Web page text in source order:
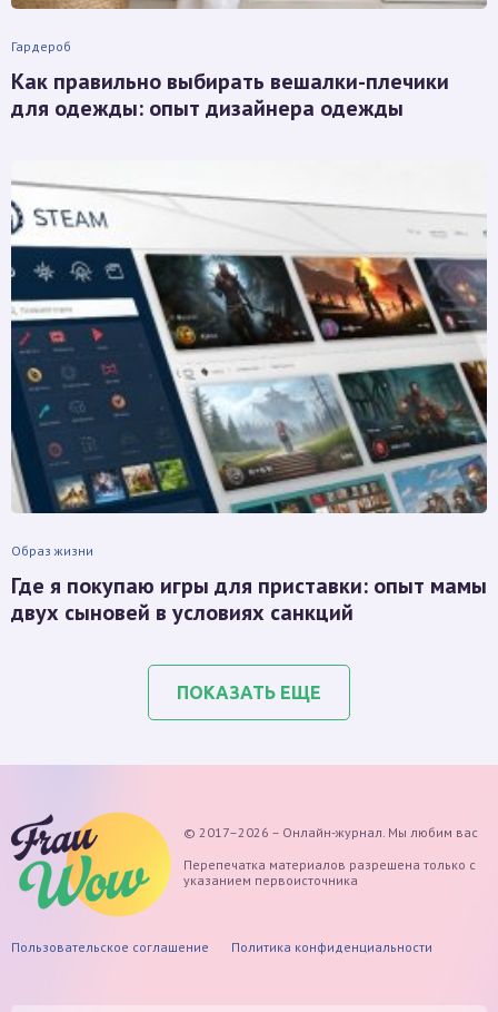
Гардероб
Как правильно выбирать вешалки-плечики
для одежды: опыт дизайнера одежды
Образ жизни
Где я покупаю игры для приставки: опыт мамы
двух сыновей в условиях санкций
ПОКАЗАТЬ ЕЩЕ
© 2017–2026 – Онлайн-журнал. Мы любим вас
Перепечатка материалов разрешена только с
указанием первоисточника
Пользовательское соглашение Политика конфиденциальности